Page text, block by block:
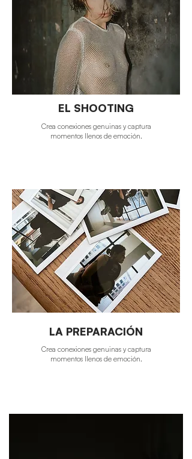
EL SHOOTING
Crea conexiones genuinas y captura
momentos llenos de emoción.
LA PREPARACIÓN
Crea conexiones genuinas y captura
momentos llenos de emoción.